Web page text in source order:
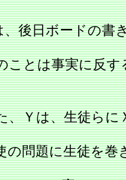
、後日ボードの書
ことは事実に反す
、Ｙは、生徒らに
の問題に生徒を巻